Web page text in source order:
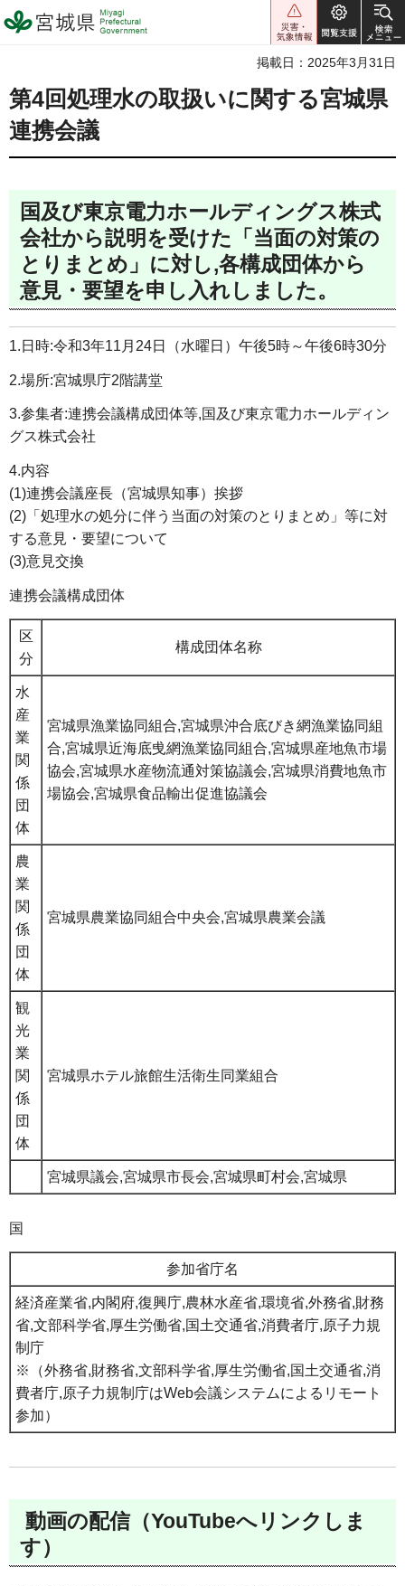
宮城県 Miyagi Prefectural
Government
掲載日：2025年3月31日
第4回処理水の取扱いに関する宮城県
連携会議
国及び東京電力ホールディングス株式
会社から説明を受けた「当面の対策の
とりまとめ」に対し,各構成団体から
意見・要望を申し入れしました。
1.日時:令和3年11月24日（水曜日）午後5時～午後6時30分
2.場所:宮城県庁2階講堂
3.参集者:連携会議構成団体等,国及び東京電力ホールディン
グス株式会社
4.内容
(1)連携会議座長（宮城県知事）挨拶
(2)「処理水の処分に伴う当面の対策のとりまとめ」等に対
する意見・要望について
(3)意見交換
連携会議構成団体
区
分
構成団体名称
水
産
業
関
係
団
体
宮城県漁業協同組合,宮城県沖合底びき網漁業協同組
合,宮城県近海底曵網漁業協同組合,宮城県産地魚市場
協会,宮城県水産物流通対策協議会,宮城県消費地魚市
場協会,宮城県食品輸出促進協議会
農
業
関
係
団
体
宮城県農業協同組合中央会,宮城県農業会議
観
光
業
関
係
団
体
宮城県ホテル旅館生活衛生同業組合
宮城県議会,宮城県市長会,宮城県町村会,宮城県
国
参加省庁名
経済産業省,内閣府,復興庁,農林水産省,環境省,外務省,財務
省,文部科学省,厚生労働省,国土交通省,消費者庁,原子力規
制庁
※（外務省,財務省,文部科学省,厚生労働省,国土交通省,消
費者庁,原子力規制庁はWeb会議システムによるリモート
参加）
動画の配信（YouTubeへリンクしま
す）